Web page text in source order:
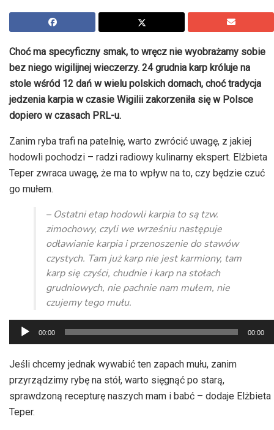
Choć ma specyficzny smak, to wręcz nie wyobrażamy sobie
bez niego wigilijnej wieczerzy. 24 grudnia karp króluje na
stole wśród 12 dań w wielu polskich domach, choć tradycja
jedzenia karpia w czasie Wigilii zakorzeniła się w Polsce
dopiero w czasach PRL-u.
Zanim ryba trafi na patelnię, warto zwrócić uwagę, z jakiej
hodowli pochodzi – radzi radiowy kulinarny ekspert. Elżbieta
Teper zwraca uwagę, że ma to wpływ na to, czy będzie czuć
go mułem.
– Ostatni etap hodowli karpia to są tzw.
zimochowy, czyli we wrześniu następuje
odławianie karpia i przenoszenie do stawów
czystych. Tam już karp nie jest karmiony, tam
karp się czyści, chudnie i karp na stołach
grudniowych, nie pachnie nam mułem, nie
czujemy tego mułu.
Odtwarzacz
plików
dźwiękowych
00:00 00:00
Jeśli chcemy jednak wywabić ten zapach mułu, zanim
przyrządzimy rybę na stół, warto sięgnąć po starą,
sprawdzoną recepturę naszych mam i babć – dodaje Elżbieta
Teper.